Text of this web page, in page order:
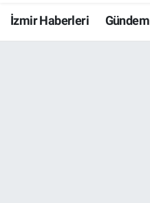
İzmir Haberleri Gündem
Resmi İlanlar